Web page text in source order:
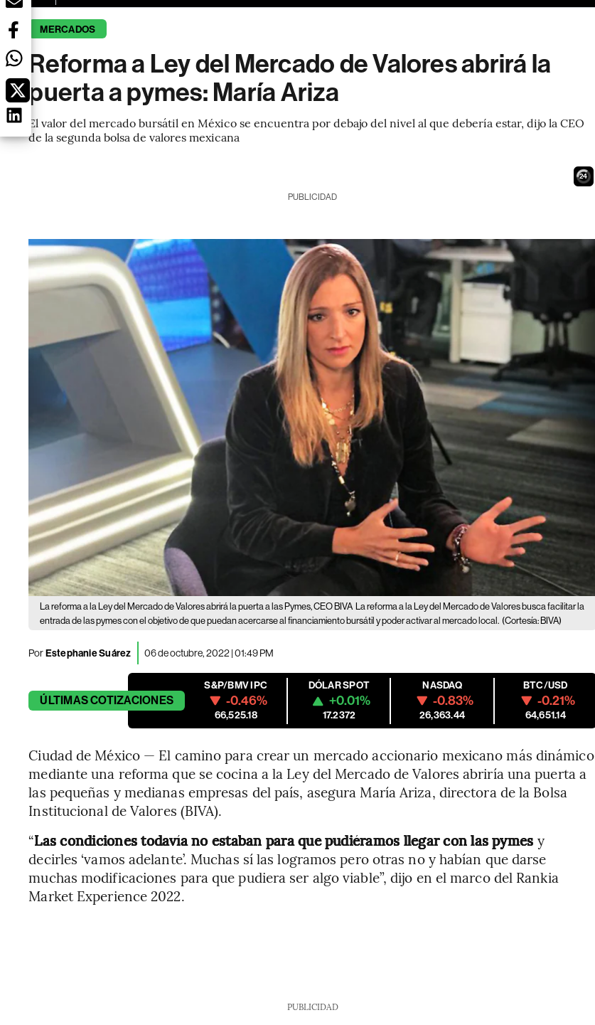
MERCADOS
Reforma a Ley del Mercado de Valores abrirá la
puerta a pymes: María Ariza
El valor del mercado bursátil en México se encuentra por debajo del nivel al que debería estar, dijo la CEO
de la segunda bolsa de valores mexicana
23
PUBLICIDAD
La reforma a la Ley del Mercado de Valores abrirá la puerta a las Pymes, CEO BIVA La reforma a la Ley del Mercado de Valores busca facilitar la
entrada de las pymes con el objetivo de que puedan acercarse al financiamiento bursátil y poder activar al mercado local. (Cortesía: BIVA)
PorEstephanie Suárez 06 de octubre, 2022 | 01:49 PM
ÚLTIMASCOTIZACIONES
S&P/BMV IPC
-0.46%
66,525.18
DÓLAR SPOT
+0.01%
17.2372
NASDAQ
-0.83%
26,363.44
BTC/USD
-0.21%
64,651.14
Ciudad de México — El camino para crear un mercado accionario mexicano más dinámico
mediante una reforma que se cocina a la Ley del Mercado de Valores abriría una puerta a
las pequeñas y medianas empresas del país, asegura María Ariza, directora de la Bolsa
Institucional de Valores (BIVA).
“Las condiciones todavía no estaban para que pudiéramos llegar con las pymes y
decirles ‘vamos adelante’. Muchas sí las logramos pero otras no y habían que darse
muchas modificaciones para que pudiera ser algo viable”, dijo en el marco del Rankia
Market Experience 2022.
PUBLICIDAD